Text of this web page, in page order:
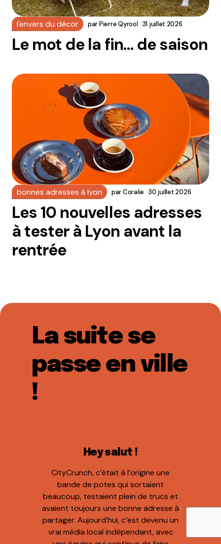
l'envers du décor parPierre Qyrool 31 juillet 2026
Le mot de la fin… de saison
bonnes adresses à lyon parCoralie 30 juillet 2026
Les 10 nouvelles adresses
à tester à Lyon avant la
rentrée
La suite se
passe en ville
!
Hey salut !
CityCrunch, c’était à l’origine une
bande de potes qui sortaient
beaucoup, testaient plein de trucs et
avaient toujours une bonne adresse à
partager. Aujourd’hui, c’est devenu un
vrai média local indépendant, avec